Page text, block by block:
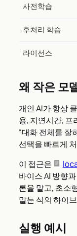
사전학습
후처리 학습
라이선스
왜 작은 모
개인 AI가 항상
용, 지연시간,
“대화 전체를 잘
선택을 빠르게
이 접근은
바이스 AI 방향
론을 맡고, 초소
맡는 식의 하이
실행 예시